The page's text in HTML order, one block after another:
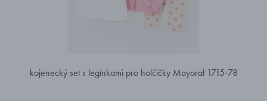
kojenecký set s legínkami pro holčičky Mayoral 1715-78